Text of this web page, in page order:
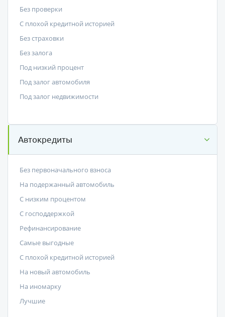
Без проверки
С плохой кредитной историей
Без страховки
Без залога
Под низкий процент
Под залог автомобиля
Под залог недвижимости
Автокредиты
Без первоначального взноса
На подержанный автомобиль
С низким процентом
C господдержкой
Рефинансирование
Самые выгодные
С плохой кредитной историей
На новый автомобиль
На иномарку
Лучшие